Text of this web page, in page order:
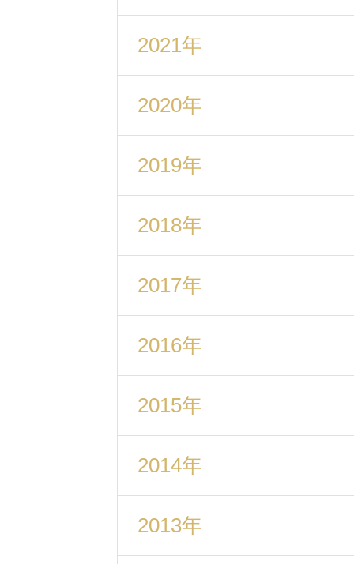
2021年
2020年
2019年
2018年
2017年
2016年
2015年
2014年
2013年